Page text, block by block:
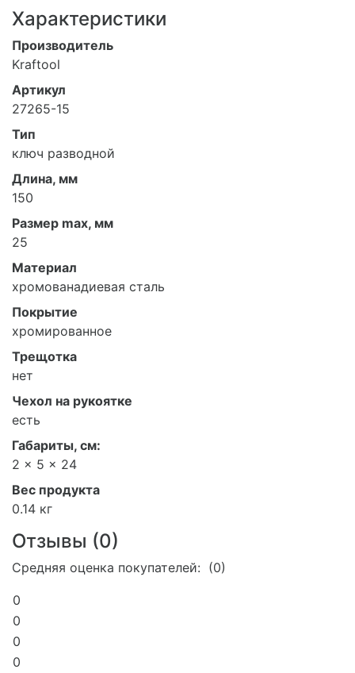
Характеристики
Производитель
Kraftool
Артикул
27265-15
Тип
ключ разводной
Длина, мм
150
Размер max, мм
25
Материал
хромованадиевая сталь
Покрытие
хромированное
Трещотка
нет
Чехол на рукоятке
есть
Габариты, см:
2 x 5 x 24
Вес продукта
0.14 кг
Отзывы (0)
Средняя оценка покупателей: (0)
0
0
0
0